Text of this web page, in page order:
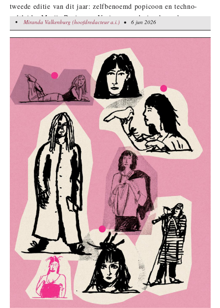
tweede editie van dit jaar: zelfbenoemd popicoon en techno-
cultleider Marije Bruinsma. Vorige maand ging haar show
‘Zelfverheerlijking op Topniveau’ in première:
“Bescheidenheid staat mij niet. En ik draag niks wat mij niet
Miranda Valkenburg (hoofdredacteur a.i.)• 6 jun 2026
•Miranda Valkenburg (hoofdredacteur a.i.) • 6 jun 2026